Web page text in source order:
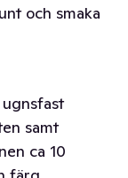
och smaka
samt
ca 10